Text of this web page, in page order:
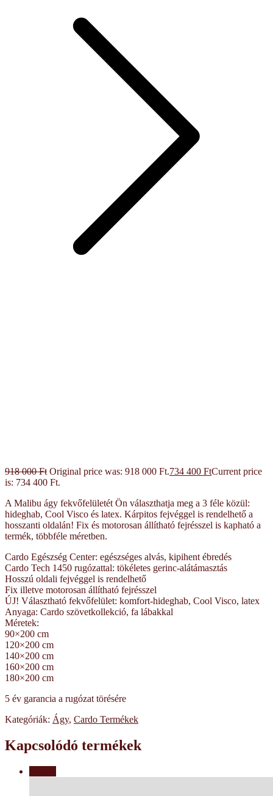
918 000Ft Original price was: 918 000 Ft.734 400 FtCurrent price
is: 734 400 Ft.
A Malibu ágy fekvőfelületét Ön választhatja meg a 3 féle közül:
hideghab, Cool Visco és latex. Kárpitos fejvéggel is rendelhető a
hosszanti oldalán! Fix és motorosan állítható fejrésszel is kapható a
termék, többféle méretben.
Cardo Egészség Center: egészséges alvás, kipihent ébredés
Cardo Tech 1450 rugózattal: tökéletes gerinc-alátámasztás
Hosszú oldali fejvéggel is rendelhető
Fix illetve motorosan állítható fejrésszel
ÚJ! Választható fekvőfelület: komfort-hideghab, Cool Visco, latex
Anyaga: Cardo szövetkollekció, fa lábakkal
Méretek:
90×200 cm
120×200 cm
140×200 cm
160×200 cm
180×200 cm
5 év garancia a rugózat törésére
Kategóriák: Ágy, Cardo Termékek
Kapcsolódó termékek